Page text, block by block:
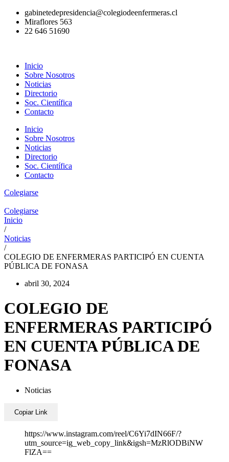
contenido
gabinetedepresidencia@colegiodeenfermeras.cl
Miraflores 563
22 646 51690
Inicio
Sobre Nosotros
Noticias
Directorio
Soc. Científica
Contacto
Inicio
Sobre Nosotros
Noticias
Directorio
Soc. Científica
Contacto
Colegiarse
Colegiarse
Inicio
/
Noticias
/
COLEGIO DE ENFERMERAS PARTICIPÓ EN CUENTA
PÚBLICA DE FONASA
abril 30, 2024
COLEGIO DE
ENFERMERAS PARTICIPÓ
EN CUENTA PÚBLICA DE
FONASA
Noticias
Copiar Link
https://www.instagram.com/reel/C6Yi7dIN66F/?
utm_source=ig_web_copy_link&igsh=MzRlODBiNW
FlZA==